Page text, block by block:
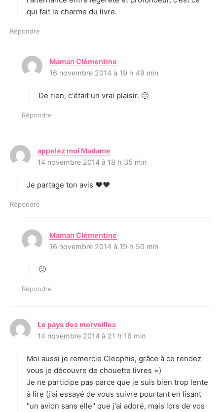
qui fait le charme du livre.
Répondre
Maman Clémentine
:
16 novembre 2014 à 19 h 49 min
De rien, c'était un vrai plaisir. 🙂
Répondre
appelez moi Madame
i
14 novembre 2014 à 18 h 35 min
Je partage ton avis ♥♥
Répondre
Maman Clémentine
16 novembre 2014 à 19 h 50 min
🙂
Répondre
Le pays des merveilles
:
14 novembre 2014 à 21 h 16 min
Moi aussi je remercie Cleophis, grâce à ce rendez
vous je découvre de chouette livres =)
Je ne participe pas parce que je suis bien trop lente
à lire (j'ai essayé de vous suivre pourtant en lisant
"un avion sans elle" que j'ai adoré, mais lors de vos